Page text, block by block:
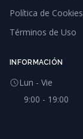
Política de Cookies
Términos de Uso
INFORMACIÓN
Lun - Vie
9:00 - 19:00